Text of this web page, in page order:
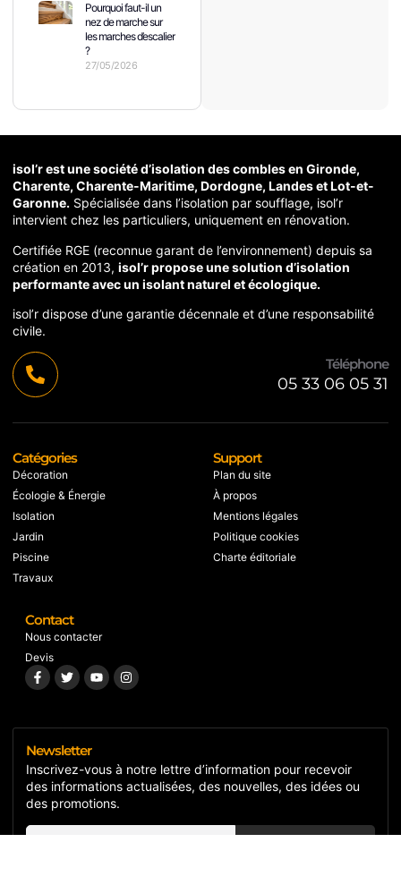
Pourquoi faut-il un
nez de marche sur
les marches d’escalier
?
27/05/2026
isol’r est une société d’isolation des combles en Gironde,
Charente, Charente-Maritime, Dordogne, Landes et Lot-et-
Garonne. Spécialisée dans l’isolation par soufflage, isol’r
intervient chez les particuliers, uniquement en rénovation.
Certifiée RGE (reconnue garant de l’environnement) depuis sa
création en 2013, isol’r propose une solution d’isolation
performante avec un isolant naturel et écologique.
isol’r dispose d’une garantie décennale et d’une responsabilité
civile.
Téléphone
05 33 06 05 31
Catégories
Décoration
Écologie & Énergie
Isolation
Jardin
Piscine
Travaux
Support
Plan du site
À propos
Mentions légales
Politique cookies
Charte éditoriale
Contact
Nous contacter
Devis
Newsletter
Inscrivez-vous à notre lettre d’information pour recevoir
des informations actualisées, des nouvelles, des idées ou
des promotions.